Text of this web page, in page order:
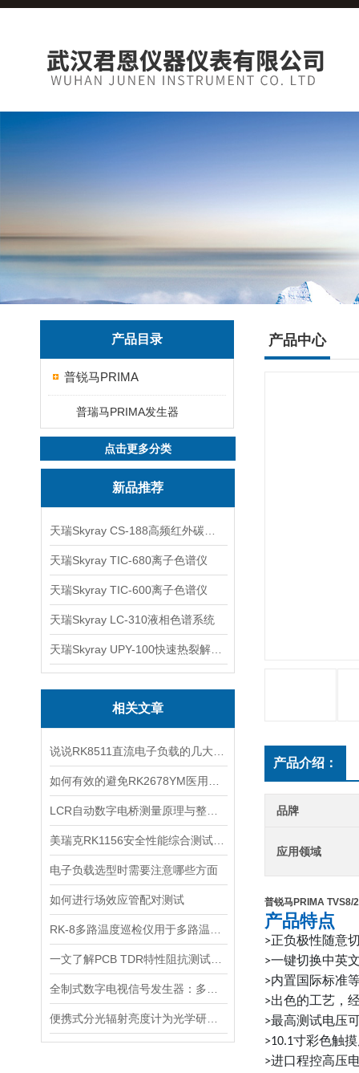
产品目录
普锐马PRIMA
普瑞马PRIMA发生器
点击更多分类
新品推荐
天瑞Skyray TIC-680离子色谱仪
天瑞Skyray TIC-600离子色谱仪
天瑞Skyray LC-310液相色谱系统
相关文章
电子负载选型时需要注意哪些方面
如何进行场效应管配对测试
产品中心
产品介绍：
品牌
应用领域
普锐马PRIMA TVS8/
产品特点
>正负极性随意
>一键切换中英
>内置国际标准
>出色的工艺，
>最高测试电压
>10.1寸彩色触
>进口程控高压